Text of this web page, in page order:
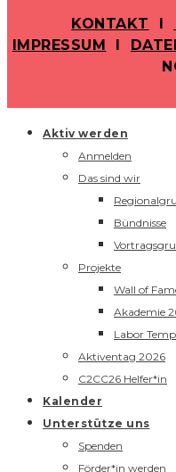
KONTAKT I
IMPRESSUM I
Aktiv werden
Anmelden
Das sind wir
Bündnisse
Projekte
Wall of
Akademie
Labor
Aktiventag 2026
C2CC26 Helfer*in
Kalender
Unterstütze uns
Spenden
Förder*in werden